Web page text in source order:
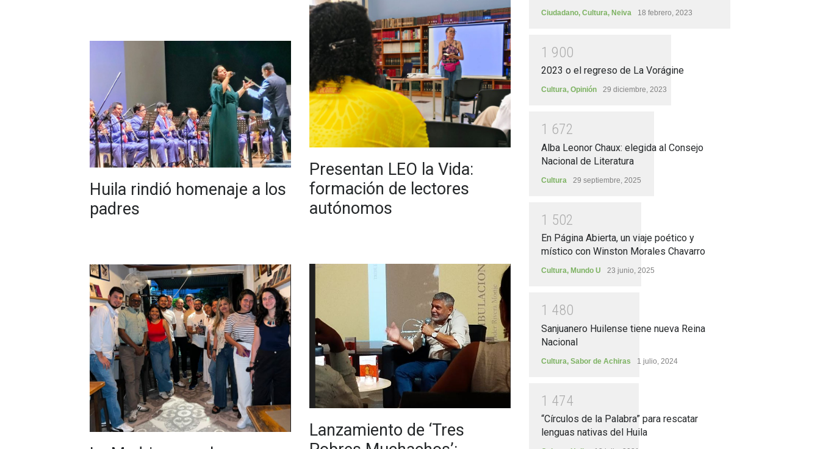
Huila rindió homenaje a los
padres
Presentan LEO la Vida:
formación de lectores
autónomos
Lanzamiento de ‘Tres
Ciudadano, Cultura, Neiva 18 febrero, 2023
1 900
2023 o el regreso de La Vorágine
Cultura, Opinión 29 diciembre, 2023
1 672
Alba Leonor Chaux: elegida al Consejo
Nacional de Literatura
Cultura 29 septiembre, 2025
1 502
En Página Abierta, un viaje poético y
místico con Winston Morales Chavarro
Cultura, Mundo U 23 junio, 2025
1 480
Sanjuanero Huilense tiene nueva Reina
Nacional
Cultura, Sabor de Achiras 1 julio, 2024
1 474
“Círculos de la Palabra” para rescatar
lenguas nativas del Huila